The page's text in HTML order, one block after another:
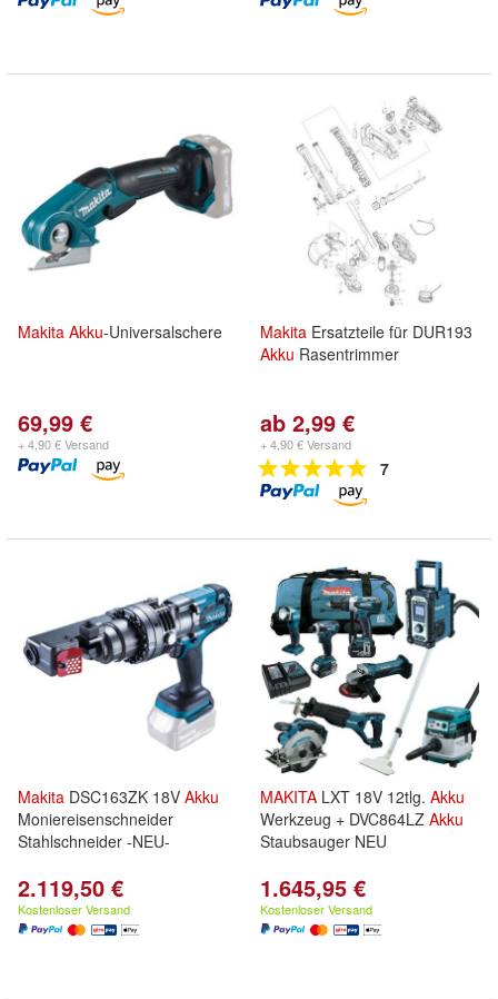
Makita Akku-Universalschere
69,99 €
+ 4,90 € Versand
Makita Ersatzteile für DUR193
Akku Rasentrimmer
ab 2,99 €
+ 4,90 € Versand
7
Makita DSC163ZK 18V Akku
Moniereisenschneider
Stahlschneider -NEU-
2.119,50 €
Kostenloser Versand
MAKITA LXT 18V 12tlg. Akku
Werkzeug + DVC864LZ Akku
Staubsauger NEU
1.645,95 €
Kostenloser Versand